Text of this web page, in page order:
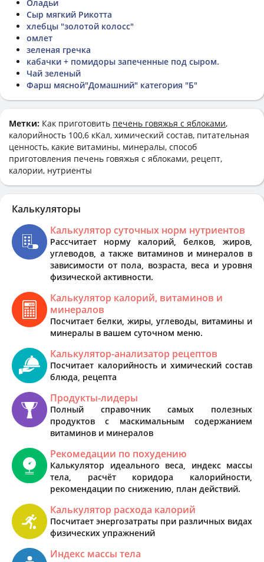
Оладьи
Сыр мягкий Рикотта
хлебцы "золотой колосс"
омлет
зеленая гречка
кабачки + помидоры запеченные под сыром.
Чай зеленый
Фарш мясной"Домашний" категория "Б"
Метки: Как приготовить печень говяжья с яблоками,
калорийность 100,6 кКал, химический состав, питательная
ценность, какие витамины, минералы, способ
приготовления печень говяжья с яблоками, рецепт,
калории, нутриенты
Калькуляторы
Калькулятор суточных норм нутриентов
Рассчитает норму калорий, белков, жиров,
углеводов, а также витаминов и минералов в
зависимости от пола, возраста, веса и уровня
физической активности.
Калькулятор калорий, витаминов и
минералов
Посчитает белки, жиры, углеводы, витамины и
минералы в вашем суточном меню.
Калькулятор-анализатор рецептов
Посчитает калорийность и химический состав
блюда, рецепта
Продукты-лидеры
Полный справочник самых полезных
продуктов с маскимальным содержанием
витаминов и минералов
Рекомедации по похудению
Калькулятор идеального веса, индекс массы
тела, расчёт коридора калорийности,
рекомендации по снижению, план действий.
Калькулятор расхода калорий
Посчитает энергозатраты при различных видах
физических упражнений
Индекс массы тела